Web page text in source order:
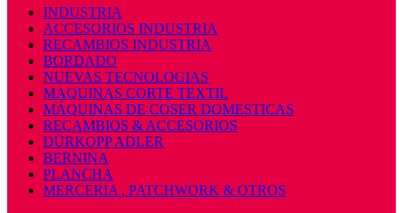
INDUSTRIA
ACCESORIOS INDUSTRIA
RECAMBIOS INDUSTRIA
BORDADO
NUEVAS TECNOLOGIAS
MAQUINAS CORTE TEXTIL
MÁQUINAS DE COSER DOMESTICAS
RECAMBIOS & ACCESORIOS
DÜRKOPP ADLER
BERNINA
PLANCHA
MERCERIA , PATCHWORK & OTROS